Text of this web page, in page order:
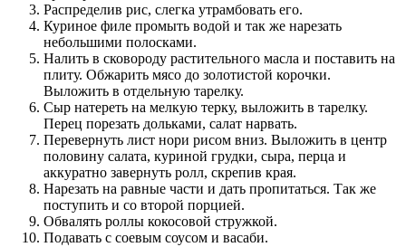
Распределив рис, слегка утрамбовать его.
Куриное филе промыть водой и так же нарезать
небольшими полосками.
Налить в сковороду растительного масла и поставить на
плиту. Обжарить мясо до золотистой корочки.
Выложить в отдельную тарелку.
Сыр натереть на мелкую терку, выложить в тарелку.
Перец порезать дольками, салат нарвать.
Перевернуть лист нори рисом вниз. Выложить в центр
половину салата, куриной грудки, сыра, перца и
аккуратно завернуть ролл, скрепив края.
Нарезать на равные части и дать пропитаться. Так же
поступить и со второй порцией.
Обвалять роллы кокосовой стружкой.
Подавать с соевым соусом и васаби.